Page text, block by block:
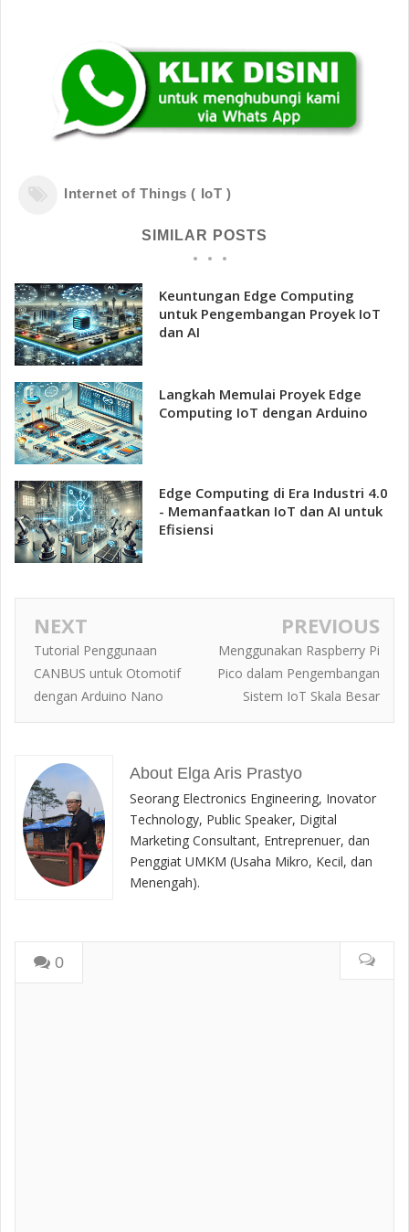
Internet of Things ( IoT )
SIMILAR POSTS
Keuntungan Edge Computing
untuk Pengembangan Proyek IoT
dan AI
Langkah Memulai Proyek Edge
Computing IoT dengan Arduino
Edge Computing di Era Industri 4.0
- Memanfaatkan IoT dan AI untuk
Efisiensi
NEXT
Tutorial Penggunaan
CANBUS untuk Otomotif
dengan Arduino Nano
PREVIOUS
Menggunakan Raspberry Pi
Pico dalam Pengembangan
Sistem IoT Skala Besar
About Elga Aris Prastyo
Seorang Electronics Engineering, Inovator
Technology, Public Speaker, Digital
Marketing Consultant, Entreprenuer, dan
Penggiat UMKM (Usaha Mikro, Kecil, dan
Menengah).
0